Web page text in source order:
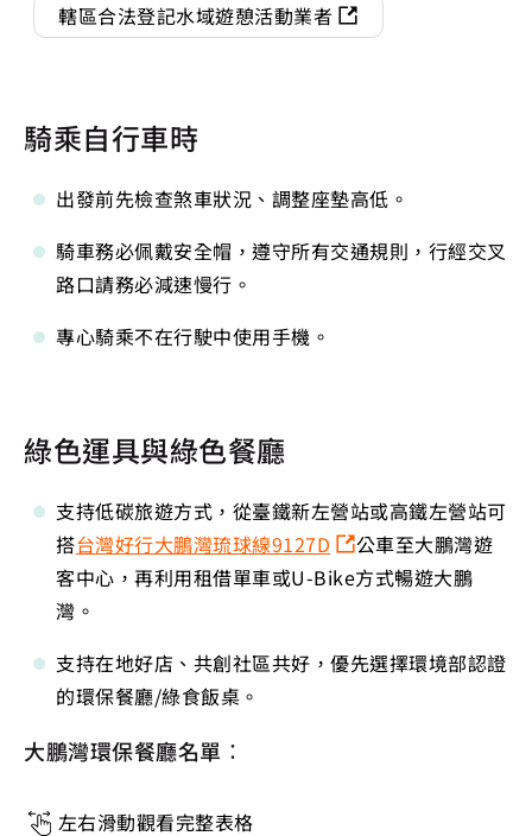
轄區合法登記水域遊憩活動業者
騎乘自行車時
出發前先檢查煞車狀況、調整座墊高低。
騎車務必佩戴安全帽，遵守所有交通規則，行經交叉
路口請務必減速慢行。
專心騎乘不在行駛中使用手機。
綠色運具與綠色餐廳
支持低碳旅遊方式，從臺鐵新左營站或高鐵左營站可
搭台灣好行大鵬灣琉球線9127D
公車至大鵬灣遊
客中心，再利用租借單車或U-Bike方式暢遊大鵬
灣。
支持在地好店、共創社區共好，優先選擇環境部認證
的環保餐廳/綠食飯桌。
大鵬灣環保餐廳名單：
左右滑動觀看完整表格